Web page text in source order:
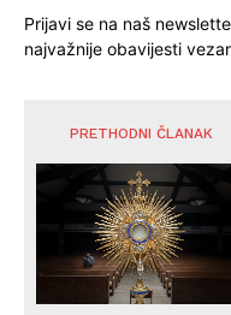
Prijavi se na naš
najvažnije obavijesti
PRETHODNI ČLANAK